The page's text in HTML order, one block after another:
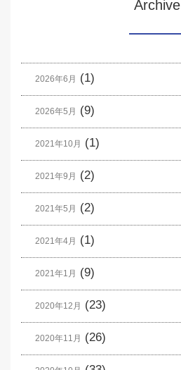
Archive
2026年6月 (1)
2026年5月 (9)
2021年10月 (1)
2021年9月 (2)
2021年5月 (2)
2021年4月 (1)
2021年1月 (9)
2020年12月 (23)
2020年11月 (26)